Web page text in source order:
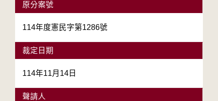
原分案號
114年度憲民字第1286號
裁定日期
114年11月14日
聲請人